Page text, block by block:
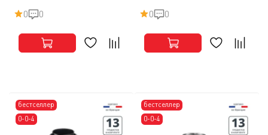
0 0 0 0
бестселлер
0-0-4
бестселлер
0-0-4